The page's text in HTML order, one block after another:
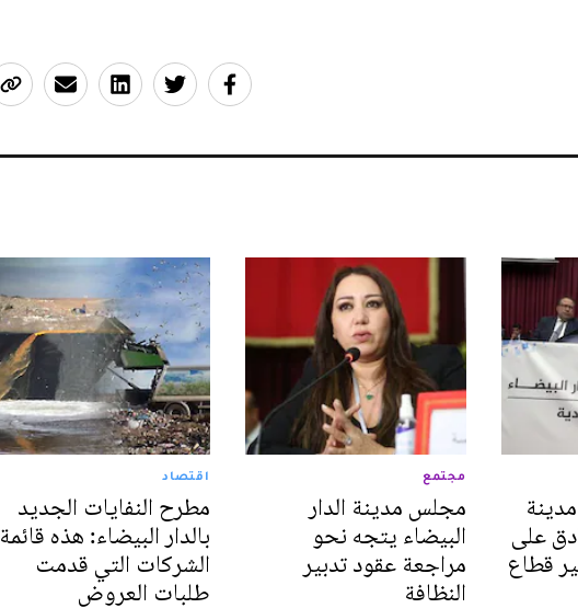
على
قطاع
مجتمع
مجلس مدينة الدار
البيضاء يتجه نحو
مراجعة عقود تدبير
النظافة
اقتصاد
مطرح النفايات الجديد
بالدار البيضاء: هذه قائمة
الشركات التي قدمت
طلبات العروض